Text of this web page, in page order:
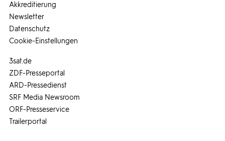
3sat.de
ZDF-Presseportal
ARD-Pressedienst
SRF Media Newsroom
ORF-Presseservice
Trailerportal
Akkreditierung
Newsletter
Datenschutz
Cookie-Einstellungen